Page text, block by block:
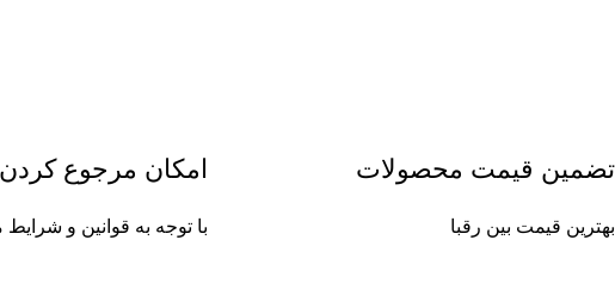
تضمین قیمت محصولات
بهترین قیمت بین رقبا
امکان مرجوع
با توجه به قوانین و